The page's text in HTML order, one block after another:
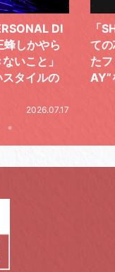
バンドとし
泳ぎ切っ
D
気
レ